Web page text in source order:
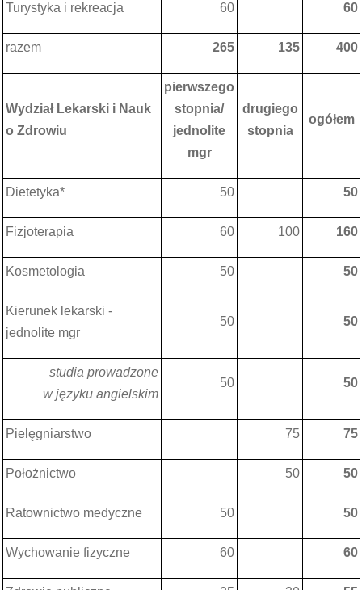
Turystyka i rekreacja 60 60
razem 265 135 400
Wydział Lekarski i Nauk
o Zdrowiu
pierwszego
stopnia/
jednolite
mgr
drugiego
stopnia
ogółem
Dietetyka* 50 50
Fizjoterapia 60 100 160
Kosmetologia 50 50
Kierunek lekarski -
jednolite mgr
50 50
studia prowadzone
w języku angielskim
50 50
Pielęgniarstwo 75 75
Położnictwo 50 50
Ratownictwo medyczne 50 50
Wychowanie fizyczne 60 60